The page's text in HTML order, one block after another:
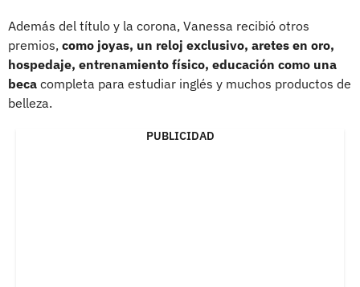
Además del título y la corona, Vanessa recibió otros
premios, como joyas, un reloj exclusivo, aretes en oro,
hospedaje, entrenamiento físico, educación como una
beca completa para estudiar inglés y muchos productos de
belleza.
PUBLICIDAD